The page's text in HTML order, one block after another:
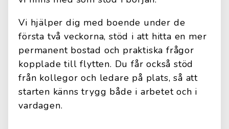
Vi hjälper dig med boende under de
första två veckorna, stöd i att hitta en mer
permanent bostad och praktiska frågor
kopplade till flytten. Du får också stöd
från kollegor och ledare på plats, så att
starten känns trygg både i arbetet och i
vardagen.